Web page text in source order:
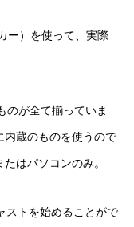
ー）を使って、実際
のが全て揃っていま
内蔵のものを使うので
はパソコンのみ。
ストを始めることがで